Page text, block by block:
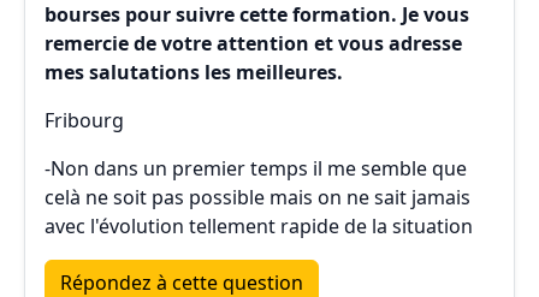
bourses pour suivre cette formation. Je vous
remercie de votre attention et vous adresse
mes salutations les meilleures.
Fribourg
-Non dans un premier temps il me semble que
celà ne soit pas possible mais on ne sait jamais
avec l'évolution tellement rapide de la situation
Répondez à cette question